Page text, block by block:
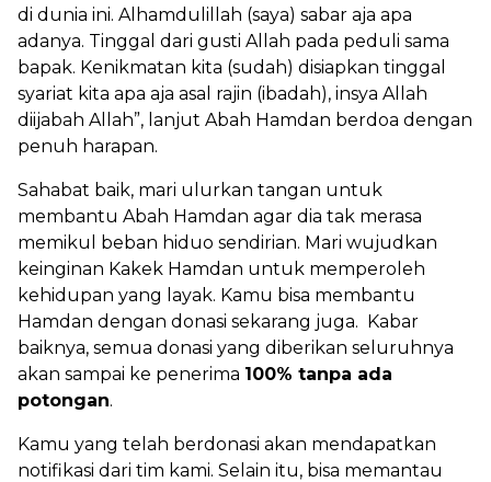
di dunia ini. Alhamdulillah (saya) sabar aja apa
adanya. Tinggal dari gusti Allah pada peduli sama
bapak. Kenikmatan kita (sudah) disiapkan tinggal
syariat kita apa aja asal rajin (ibadah), insya Allah
diijabah Allah”, lanjut Abah Hamdan berdoa dengan
penuh harapan.
Sahabat baik, mari ulurkan tangan untuk
membantu Abah Hamdan agar dia tak merasa
memikul beban hiduo sendirian. Mari wujudkan
keinginan Kakek Hamdan untuk memperoleh
kehidupan yang layak. Kamu bisa membantu
Hamdan dengan donasi sekarang juga. Kabar
baiknya, semua donasi yang diberikan seluruhnya
akan sampai ke penerima 100% tanpa ada
potongan.
Kamu yang telah berdonasi akan mendapatkan
notifikasi dari tim kami. Selain itu, bisa memantau